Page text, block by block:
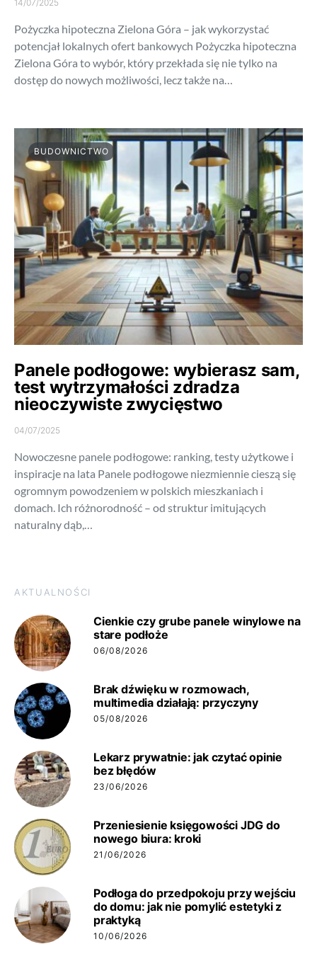
14/07/2025
Pożyczka hipoteczna Zielona Góra – jak wykorzystać
potencjał lokalnych ofert bankowych Pożyczka hipoteczna
Zielona Góra to wybór, który przekłada się nie tylko na
dostęp do nowych możliwości, lecz także na…
BUDOWNICTWO
Panele podłogowe: wybierasz sam,
test wytrzymałości zdradza
nieoczywiste zwycięstwo
04/07/2025
Nowoczesne panele podłogowe: ranking, testy użytkowe i
inspiracje na lata Panele podłogowe niezmiennie cieszą się
ogromnym powodzeniem w polskich mieszkaniach i
domach. Ich różnorodność – od struktur imitujących
naturalny dąb,…
AKTUALNOŚCI
Cienkie czy grube panele winylowe na
stare podłoże
06/08/2026
Brak dźwięku w rozmowach,
multimedia działają: przyczyny
05/08/2026
Lekarz prywatnie: jak czytać opinie
bez błędów
23/06/2026
Przeniesienie księgowości JDG do
nowego biura: kroki
21/06/2026
Podłoga do przedpokoju przy wejściu
do domu: jak nie pomylić estetyki z
praktyką
10/06/2026